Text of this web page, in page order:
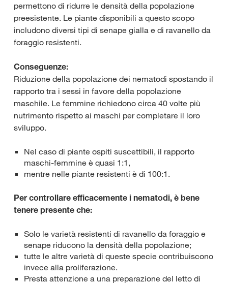
permettono di ridurre le densità della popolazione
preesistente. Le piante disponibili a questo scopo
includono diversi tipi di senape gialla e di ravanello da
foraggio resistenti.
Conseguenze:
Riduzione della popolazione dei nematodi spostando il
rapporto tra i sessi in favore della popolazione
maschile. Le femmine richiedono circa 40 volte più
nutrimento rispetto ai maschi per completare il loro
sviluppo.
Nel caso di piante ospiti suscettibili, il rapporto
maschi-femmine è quasi 1:1,
mentre nelle piante resistenti è di 100:1.
Per controllare efficacemente i nematodi, è bene
tenere presente che:
Solo le varietà resistenti di ravanello da foraggio e
senape riducono la densità della popolazione;
tutte le altre varietà di queste specie contribuiscono
invece alla proliferazione.
Presta attenzione a una preparazione del letto di